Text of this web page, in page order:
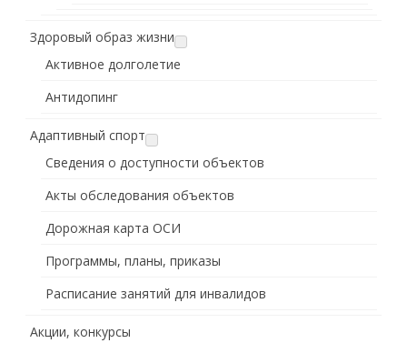
Здоровый образ жизни
Активное долголетие
Антидопинг
Адаптивный спорт
Сведения о доступности объектов
Акты обследования объектов
Дорожная карта ОСИ
Программы, планы, приказы
Расписание занятий для инвалидов
Акции, конкурсы